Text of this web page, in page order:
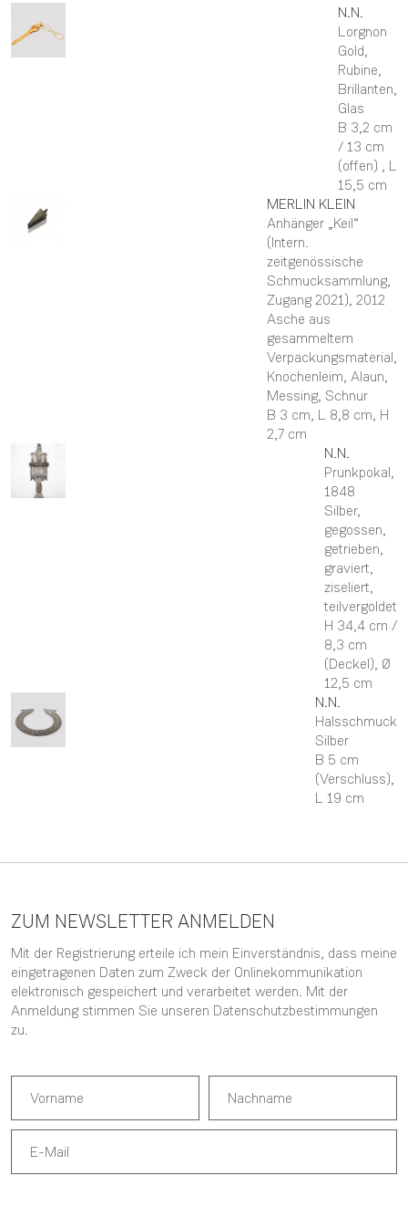
N.N.
Lorgnon
Gold,
Rubine,
Brillanten,
Glas
B 3,2 cm
/ 13 cm
(offen) , L
15,5 cm
MERLIN KLEIN
Anhänger „Keil“
(Intern.
zeitgenössische
Schmucksammlung,
Zugang 2021), 2012
Asche aus
gesammeltem
Verpackungsmaterial,
Knochenleim, Alaun,
Messing, Schnur
B 3 cm, L 8,8 cm, H
2,7 cm
N.N.
Prunkpokal,
1848
Silber,
gegossen,
getrieben,
graviert,
ziseliert,
teilvergoldet
H 34,4 cm /
8,3 cm
(Deckel), Ø
12,5 cm
N.N.
Halsschmuck
Silber
B 5 cm
(Verschluss),
L 19 cm
ZUM NEWSLETTER ANMELDEN
Mit der Registrierung erteile ich mein Einverständnis, dass meine
eingetragenen Daten zum Zweck der Onlinekommunikation
elektronisch gespeichert und verarbeitet werden. Mit der
Anmeldung stimmen Sie unseren Datenschutzbestimmungen
zu.